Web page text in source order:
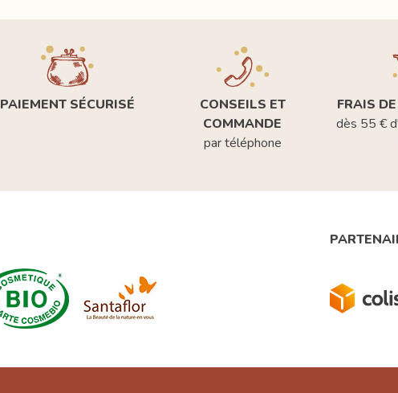
PAIEMENT SÉCURISÉ
CONSEILS ET
COMMANDE
par téléphone
FRAIS
dès 55 €